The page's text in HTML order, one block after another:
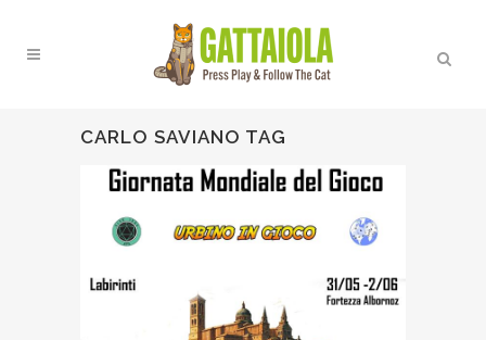
CARLO SAVIANO TAG